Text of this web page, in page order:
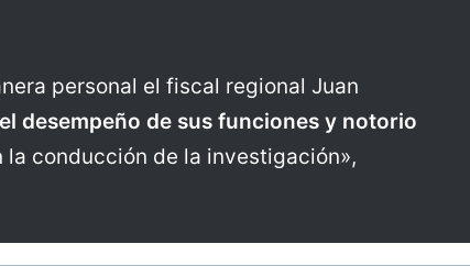
personal el fiscal regional Juan
desempeño de sus funciones y notorio
la conducción de la investigación»,